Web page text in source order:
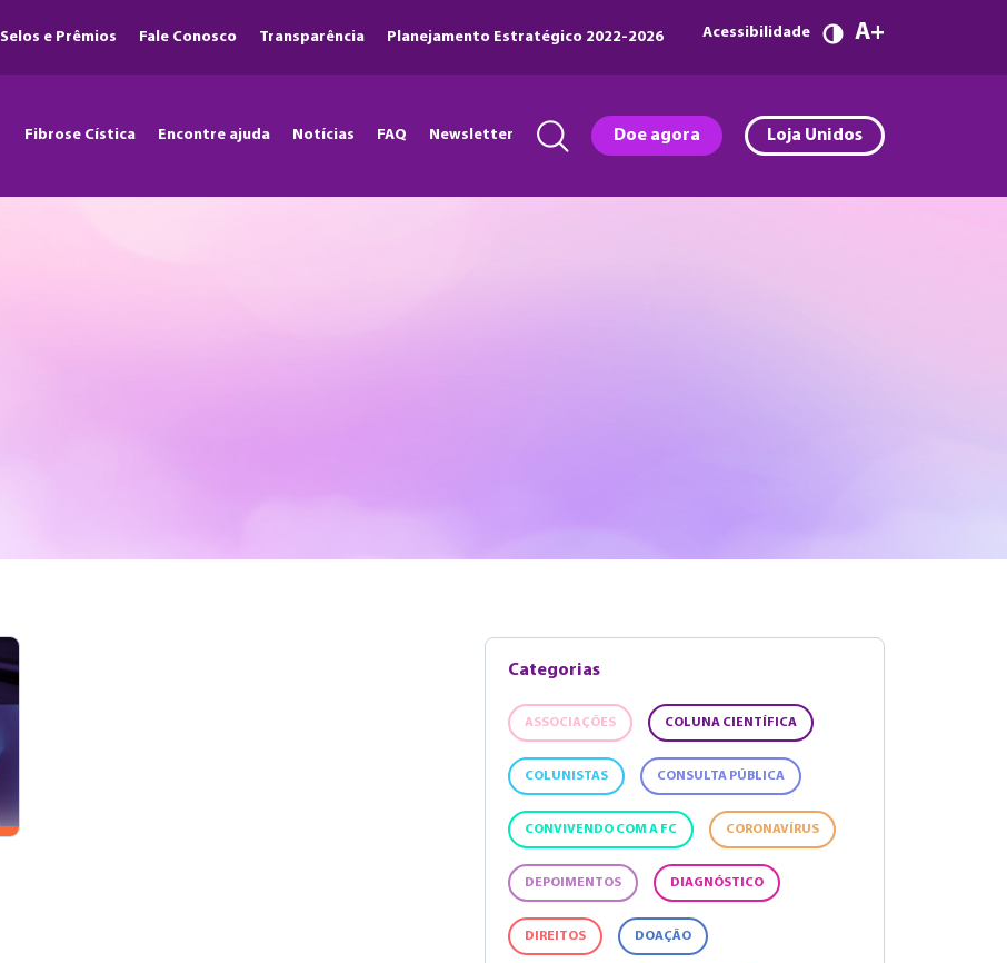
Selos e Prêmios Fale Conosco Transparência Planejamento Estratégico 2022-2026 Acessibilidade A
Fibrose Cística Encontre ajuda Notícias FAQ Newsletter Doe agora Loja Unidos
Categorias
ASSOCIAÇÕES COLUNA CIENTÍFICA
COLUNISTAS CONSULTA PÚBLICA
CONVIVENDO COM A FC CORONAVÍRUS
DEPOIMENTOS DIAGNÓSTICO
DIREITOS DOAÇÃO